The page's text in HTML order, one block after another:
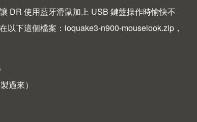
DR 使用藍牙滑鼠加上 USB 鍵盤操作時愉快不
以下這個檔案： ioquake3-n900-mouselook.zip ，
過來）